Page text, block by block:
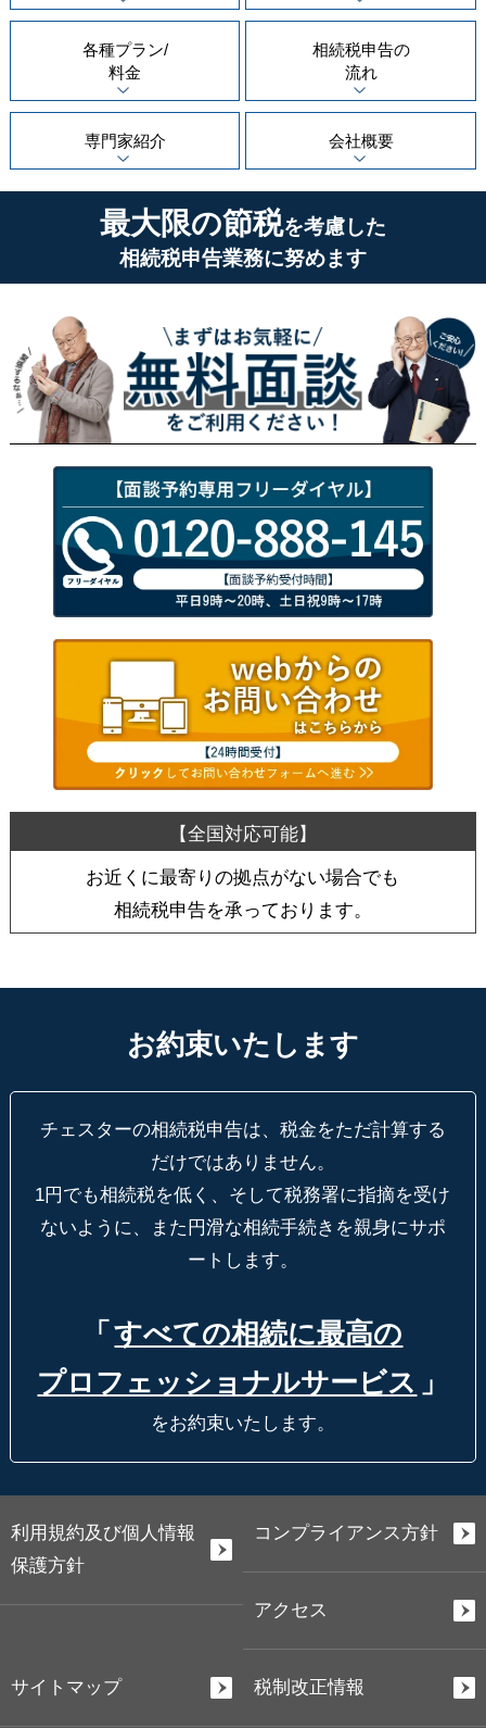
各種プラン/
料金
相続税申告の
流れ
専門家紹介 会社概要
最大限の節税を考慮した
相続税申告業務に努めます
お近くに最寄りの拠点がない場合でも
相続税申告を承っております。
お約束いたします
チェスターの相続税申告は、税金をただ計算する
だけではありません。
1円でも相続税を低く、そして税務署に指摘を受け
ないように、
また円滑な相続手続きを親身にサポ
ートします。
「 すべての相続に最高の
プロフェッショナルサービス 」
をお約束いたします。
利用規約及び個人情報
保護方針
コンプライアンス方針
アクセス
サイトマップ 税制改正情報